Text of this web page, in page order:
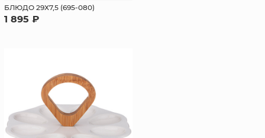
БЛЮДО 29Х7,5 (695-080)
1 895 ₽